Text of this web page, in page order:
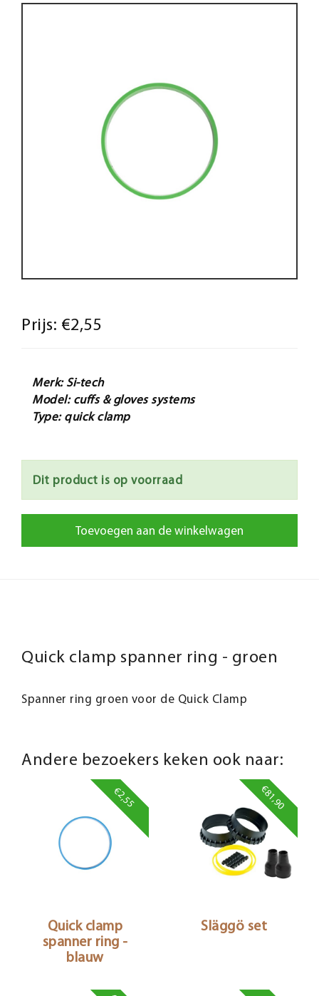
Prijs: €2,55
Merk: Si-tech
Model: cuffs & gloves systems
Type: quick clamp
Dit product is op voorraad
Toevoegen aan de winkelwagen
Quick clamp spanner ring - groen
Spanner ring groen voor de Quick Clamp
Andere bezoekers keken ook naar:
€2,55
Quick clamp
spanner ring -
blauw
€81,90
Släggö set